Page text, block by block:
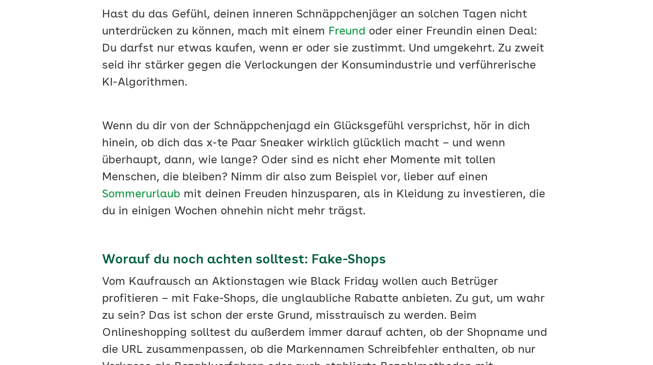
Hast du das Gefühl, deinen inneren Schnäppchenjäger an solchen Tagen nicht
unterdrücken zu können, mach mit einem Freund oder einer Freundin einen Deal:
Du darfst nur etwas kaufen, wenn er oder sie zustimmt. Und umgekehrt. Zu zweit
seid ihr stärker gegen die Verlockungen der Konsumindustrie und verführerische
KI-Algorithmen.
Wenn du dir von der Schnäppchenjagd ein Glücksgefühl versprichst, hör in dich
hinein, ob dich das x-te Paar Sneaker wirklich glücklich macht – und wenn
überhaupt, dann, wie lange? Oder sind es nicht eher Momente mit tollen
Menschen, die bleiben? Nimm dir also zum Beispiel vor, lieber auf einen
Sommerurlaub mit deinen Freuden hinzusparen, als in Kleidung zu investieren, die
du in einigen Wochen ohnehin nicht mehr trägst.
Worauf du noch achten solltest: Fake-Shops
Vom Kaufrausch an Aktionstagen wie Black Friday wollen auch Betrüger
profitieren – mit Fake-Shops, die unglaubliche Rabatte anbieten. Zu gut, um wahr
zu sein? Das ist schon der erste Grund, misstrauisch zu werden. Beim
Onlineshopping solltest du außerdem immer darauf achten, ob der Shopname und
die URL zusammenpassen, ob die Markennamen Schreibfehler enthalten, ob nur